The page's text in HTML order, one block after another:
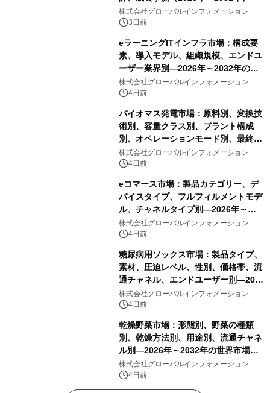
株式会社グローバルインフォメーション
3日前
eラーニングITインフラ市場：構成要
素、導入モデル、組織規模、エンドユ
ーザー業界別―2026年～2032年の世
界市場予測
株式会社グローバルインフォメーション
4日前
バイオマス発電市場：原料別、変換技
術別、容量クラス別、プラント構成
別、オペレーションモード別、最終用
途別―2026年～2032年の世界市場予
測
株式会社グローバルインフォメーション
4日前
eコマース市場：製品カテゴリー、デ
バイスタイプ、フルフィルメントモデ
ル、チャネルタイプ別―2026年～
2032年の世界市場予測
株式会社グローバルインフォメーション
4日前
糖尿病用ソックス市場：製品タイプ、
素材、圧迫レベル、性別、価格帯、流
通チャネル、エンドユーザー別―2026
年～2032年の世界市場予測
株式会社グローバルインフォメーション
4日前
乾燥野菜市場：形態別、野菜の種類
別、乾燥方法別、用途別、流通チャネ
ル別―2026年～2032年の世界市場予
測
株式会社グローバルインフォメーション
4日前